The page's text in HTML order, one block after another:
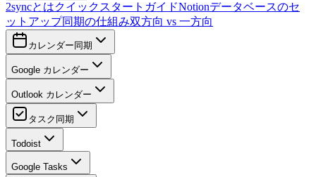
2syncとはクイックスタートガイドNotionデータベースのセ
ットアップ同期の仕組み双方向 vs 一方向
カレンダー同期
Google カレンダー
Outlook カレンダー
タスク同期
Todoist
Google Tasks